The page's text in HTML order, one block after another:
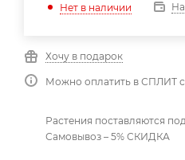
Нет в наличии
Хочу в подарок
Можно оплатить в СПЛИТ
Растения поставляются
Самовывоз – 5% СКИДКА